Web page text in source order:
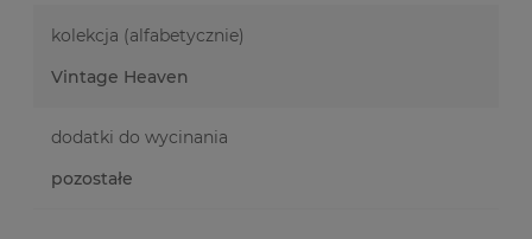
kolekcja (alfabetycznie)
Vintage Heaven
dodatki do wycinania
pozostałe